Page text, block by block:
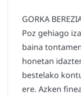
GORKA
Poz gehiago
baina
honetan
bestelako
ere. Azken